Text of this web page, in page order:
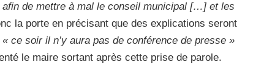
de mettre à mal le conseil municipal […] et les
la porte en précisant que des explications seront
« ce soir il n’y aura pas de conférence de presse »
le maire sortant après cette prise de parole.